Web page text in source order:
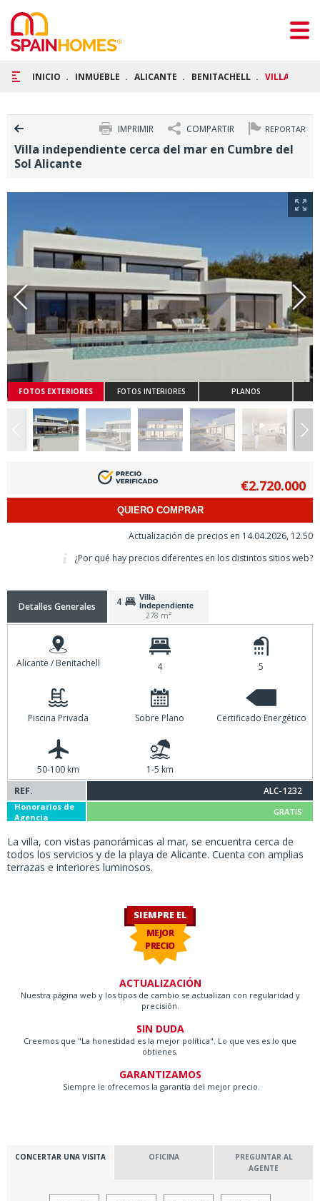
INICIO INMUEBLE ALICANTE BENITACHELL VILLA
REPORTAR
COMPARTIR
IMPRIMIR
Villa independiente cerca del mar en Cumbre del
Sol Alicante
FOTOS EXTERIORES FOTOS INTERIORES PLANOS
€2.720.000
QUIERO COMPRAR
Actualización de precios en 14.04.2026, 12.50
¿Por qué hay precios diferentes en los distintos sitios web?
Detalles Generales 4
Villa
Independiente
278 m²
Alicante / Benitachell 4 5
Piscina Privada Sobre Plano Certificado Energético
50-100 km
1-5 km
REF.
ALC-1232
Honorarios de
Agencia
GRATIS
La villa, con vistas panorámicas al mar, se encuentra cerca de
todos los servicios y de la playa de Alicante. Cuenta con amplias
terrazas e interiores luminosos.
SIEMPRE EL
MEJOR
PRECIO
ACTUALIZACIÓN
Nuestra página web y los tipos de cambio se actualizan con regularidad y
precisión.
SIN DUDA
Creemos que "La honestidad es la mejor política". Lo que ves es lo que
obtienes.
GARANTIZAMOS
Siempre le ofrecemos la garantía del mejor precio.
CONCERTAR UNA VISITA OFICINA
PREGUNTAR AL
AGENTE